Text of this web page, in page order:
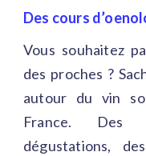
Des cours
Vous souhaitez
des proches ?
autour du vin
France. Des
dégustations,